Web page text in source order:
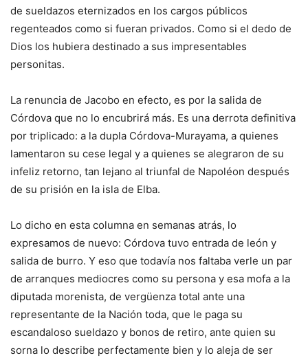
de sueldazos eternizados en los cargos públicos
regenteados como si fueran privados. Como si el dedo de
Dios los hubiera destinado a sus impresentables
personitas.
La renuncia de Jacobo en efecto, es por la salida de
Córdova que no lo encubrirá más. Es una derrota definitiva
por triplicado: a la dupla Córdova-Murayama, a quienes
lamentaron su cese legal y a quienes se alegraron de su
infeliz retorno, tan lejano al triunfal de Napoléon después
de su prisión en la isla de Elba.
Lo dicho en esta columna en semanas atrás, lo
expresamos de nuevo: Córdova tuvo entrada de león y
salida de burro. Y eso que todavía nos faltaba verle un par
de arranques mediocres como su persona y esa mofa a la
diputada morenista, de vergüenza total ante una
representante de la Nación toda, que le paga su
escandaloso sueldazo y bonos de retiro, ante quien su
sorna lo describe perfectamente bien y lo aleja de ser